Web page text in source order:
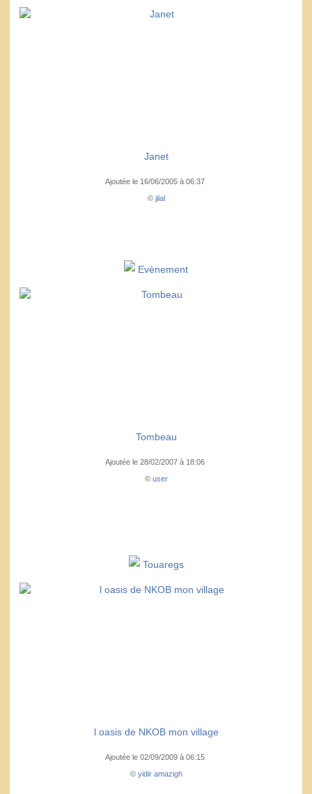
Janet
Ajoutée le 16/06/2005 à 06:37
© jilal
Evènement
Tombeau
Ajoutée le 28/02/2007 à 18:06
© user
Touaregs
l oasis de NKOB mon village
Ajoutée le 02/09/2009 à 06:15
© yidir amazigh